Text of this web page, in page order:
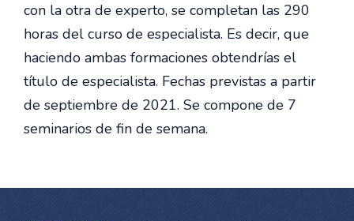
con la otra de experto, se completan las 290
horas del curso de especialista. Es decir, que
haciendo ambas formaciones obtendrías el
título de especialista. Fechas previstas a partir
de septiembre de 2021. Se compone de 7
seminarios de fin de semana.